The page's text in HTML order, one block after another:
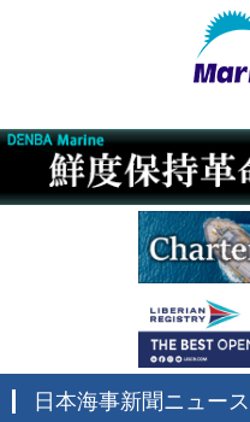
日本海事新聞ニュース